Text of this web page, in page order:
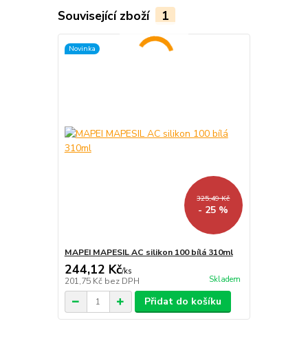
Související zboží 1
Novinka
325,49 Kč
- 25 %
MAPEI MAPESIL AC silikon 100 bílá 310ml
244,12 Kč/ks
201,75 Kč bez DPH Skladem
Přidat do košíku